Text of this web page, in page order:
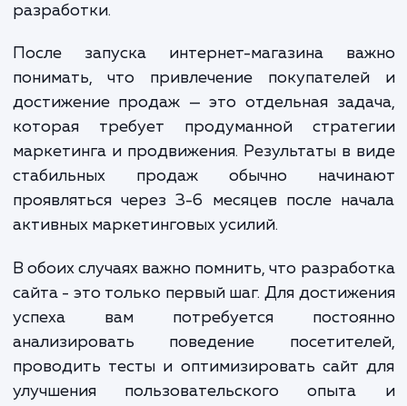
ориентировочными и могут меняться в зависимости от
конкретных требований проекта и опыта разработчиков
интернет-магазинов. Наша цель - предложить вам
которое поможет вашему бизнесу процветать в онлайн-
пространстве.
ЗАКАЗАТЬ УСЛУГИ
Сколько времени
ждать?